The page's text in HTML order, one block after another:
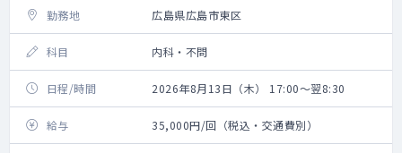
勤務地 広島県広島市東区
科目 内科・不問
日程/時間 2026年8月13日（木） 17:00～翌8:30
給与 35,000円/回（税込・交通費別）